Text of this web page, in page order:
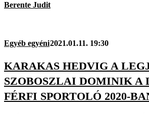
Berente Judit
Egyéb egyéni2021.01.11. 19:30
KARAKAS HEDVIG A
SZOBOSZLAI DOMINIK A
FÉRFI SPORTOLÓ 2020-